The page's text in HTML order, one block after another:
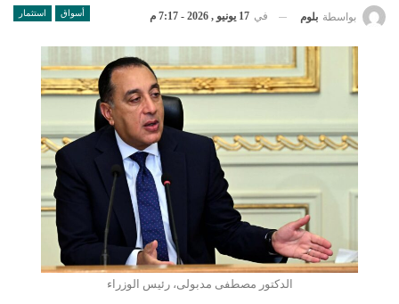
أسواق استثمار بواسطة بلوم في 17 يونيو , 2026 - 7:17 م
الدكتور مصطفى مدبولى، رئيس الوزراء